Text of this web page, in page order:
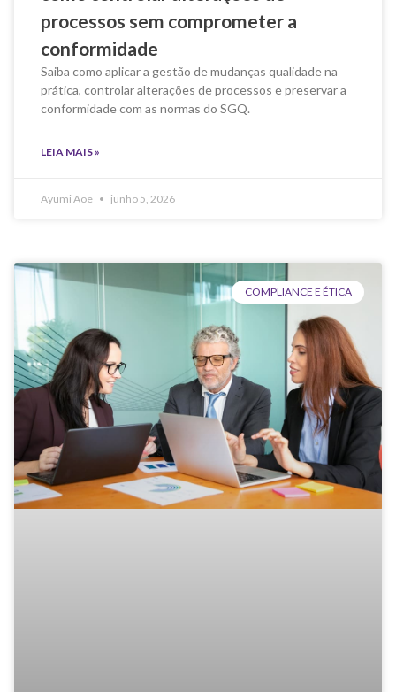
processos sem comprometer a
conformidade
Saiba como aplicar a gestão de mudanças qualidade na
prática, controlar alterações de processos e preservar a
conformidade com as normas do SGQ.
LEIA MAIS »
Ayumi Aoe junho 5, 2026
COMPLIANCE E ÉTICA